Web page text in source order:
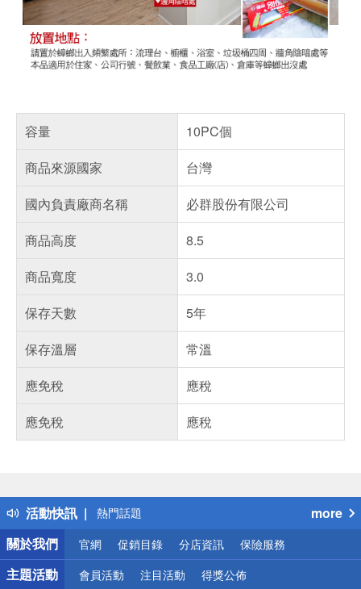
容量
10PC個
商品來源國家
台灣
國內負責廠商名稱
必群股份有限公司
商品高度
8.5
商品寬度
3.0
保存天數
5年
保存溫層
常溫
應免稅
應稅
應免稅
應稅
活動快訊
得獎公告
熱門話題
銀行優惠
偏遠地區配送
詐騙網頁！請小心！
more
關於我們
官網 促銷目錄 分店資訊 保險服務
主題活動 會員活動 注目活動 得獎公佈